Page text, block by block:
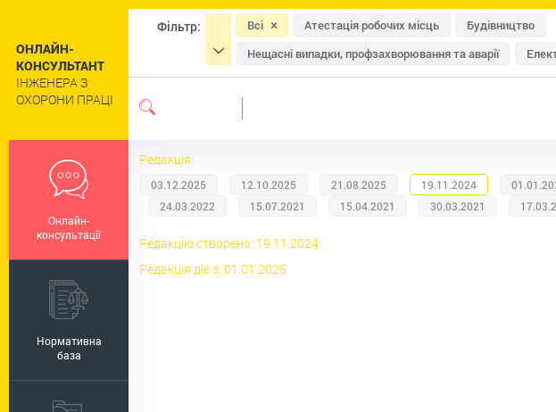
ОНЛАЙН-
КОНСУЛЬТАНТ
ІНЖЕНЕРА З
ОХОРОНИ ПРАЦІ
Онлайн-
консультації
Нормативна
база
Фільтр: Всі Атестація робочих місць
Будівництво
Нещасні випадки, профзахворювання та аварії
Засоби індивідуального захисту
Перевірки
Дозвільна
Регулювання праці окремих категорій працівників
Редакція:
03.12.2025 12.10.2025 21.08.2025 19.11.2024
24.03.2022
15.07.2021 15.04.2021 30.03.2021
Редакцію створено: 19.11.2024
Редакція діє з: 01.01.2025